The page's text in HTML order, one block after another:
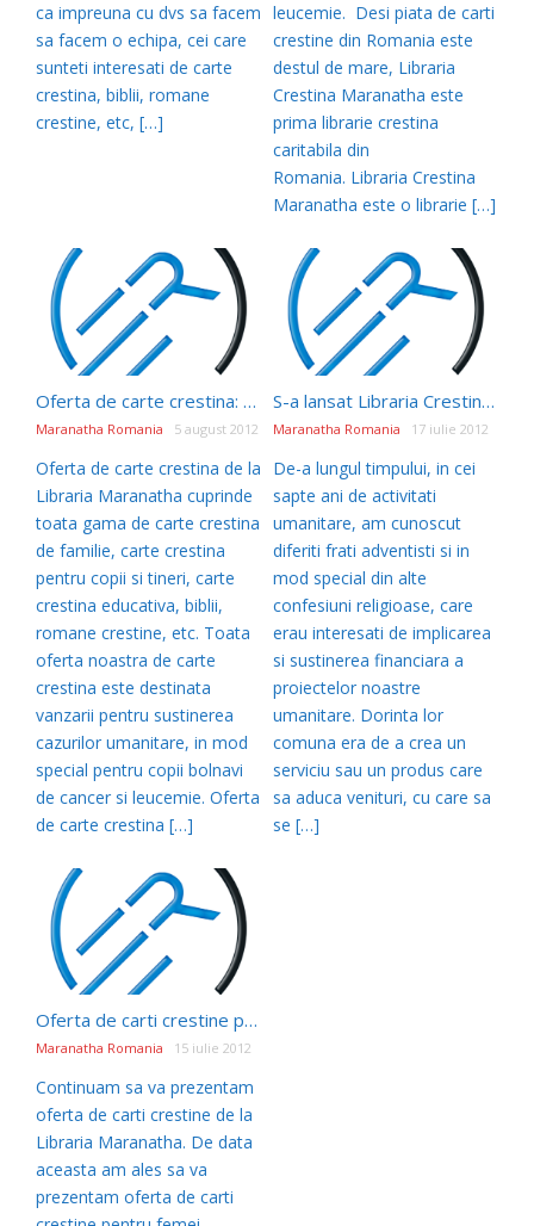
ca impreuna cu dvs sa facem
sa facem o echipa, cei care
sunteti interesati de carte
crestina, biblii, romane
crestine, etc, […]
leucemie. Desi piata de carti
crestine din Romania este
destul de mare, Libraria
Crestina Maranatha este
prima librarie crestina
caritabila din
Romania. Libraria Crestina
Maranatha este o librarie […]
Oferta de carte crestina: Viata fara limite de Nick Vujicic
Maranatha Romania 5 august 2012
Oferta de carte crestina de la
Libraria Maranatha cuprinde
toata gama de carte crestina
de familie, carte crestina
pentru copii si tineri, carte
crestina educativa, biblii,
romane crestine, etc. Toata
oferta noastra de carte
crestina este destinata
vanzarii pentru sustinerea
cazurilor umanitare, in mod
special pentru copii bolnavi
de cancer si leucemie. Oferta
de carte crestina […]
S-a lansat Libraria Crestina Maranatha
Maranatha Romania 17 iulie 2012
De-a lungul timpului, in cei
sapte ani de activitati
umanitare, am cunoscut
diferiti frati adventisti si in
mod special din alte
confesiuni religioase, care
erau interesati de implicarea
si sustinerea financiara a
proiectelor noastre
umanitare. Dorinta lor
comuna era de a crea un
serviciu sau un produs care
sa aduca venituri, cu care sa
se […]
Oferta de carti crestine pentru femei la Libraria Maranatha
Maranatha Romania 15 iulie 2012
Continuam sa va prezentam
oferta de carti crestine de la
Libraria Maranatha. De data
aceasta am ales sa va
prezentam oferta de carti